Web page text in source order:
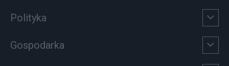
Polityka
Gospodarka